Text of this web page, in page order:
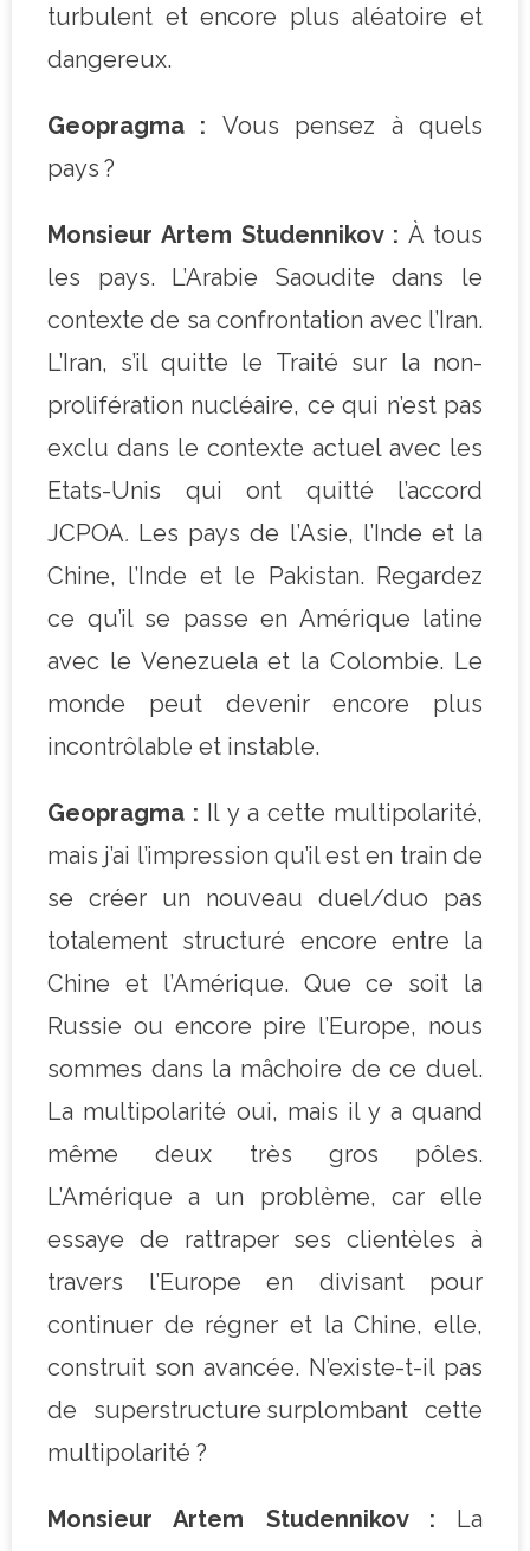
turbulent et encore plus aléatoire et
dangereux.
Geopragma : Vous pensez à quels
pays ?
Monsieur Artem Studennikov : À tous
les pays. L’Arabie Saoudite dans le
contexte de sa confrontation avec l’Iran.
L’Iran, s’il quitte le Traité sur la non-
prolifération nucléaire, ce qui n’est pas
exclu dans le contexte actuel avec les
Etats-Unis qui ont quitté l’accord
JCPOA. Les pays de l’Asie, l’Inde et la
Chine, l’Inde et le Pakistan. Regardez
ce qu’il se passe en Amérique latine
avec le Venezuela et la Colombie. Le
monde peut devenir encore plus
incontrôlable et instable.
Geopragma : Il y a cette multipolarité,
mais j’ai l’impression qu’il est en train de
se créer un nouveau duel/duo pas
totalement structuré encore entre la
Chine et l’Amérique. Que ce soit la
Russie ou encore pire l’Europe, nous
sommes dans la mâchoire de ce duel.
La multipolarité oui, mais il y a quand
même deux très gros pôles.
L’Amérique a un problème, car elle
essaye de rattraper ses clientèles à
travers l’Europe en divisant pour
continuer de régner et la Chine, elle,
construit son avancée. N’existe-t-il pas
de superstructure surplombant cette
multipolarité ?
Monsieur Artem Studennikov : La